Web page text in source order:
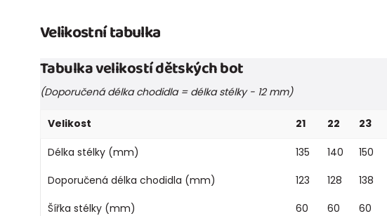
Velikostní tabulka
Tabulka velikostí dětských bot
(Doporučená délka chodidla = délka stélky - 12 mm)
Velikost 21 22 23
Délka stélky (mm) 135 140 150
Doporučená délka chodidla (mm)
123 128 138
Šířka stélky (mm)
60 60 60